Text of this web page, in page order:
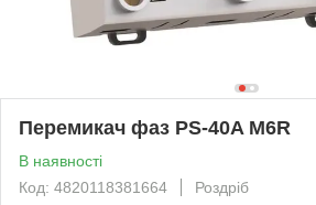
Перемикач фаз PS-40A M6R
В наявності
Код: 4820118381664
Роздріб